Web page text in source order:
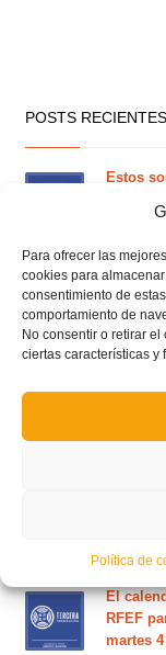
Para ofrecer las
cookies para
consentimiento de
comportamiento de
No consentir o retirar
ciertas características y
Política de
POSTS RECIENTES
Estos
Circular nº. 7 – IV
Circular nº. 6 –
fútbol
El
RFEF
martes